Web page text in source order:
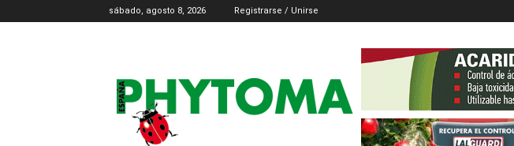
sábado, agosto 8, 2026 Registrarse / Unirse